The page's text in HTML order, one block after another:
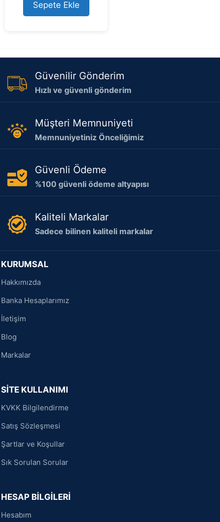
Sepete Ekle
Güvenilir Gönderim
Hızlı ve güvenli gönderim
Müşteri Memnuniyeti
Memnuniyetiniz Önceliğimiz
Güvenli Ödeme
%100 güvenli ödeme altyapısı
Kaliteli Markalar
Sadece bilinen kaliteli markalar
KURUMSAL
Hakkımızda
Banka Hesaplarımız
İletişim
Blog
Markalar
SİTE KULLANIMI
KVKK Bilgilendirme
Satış Sözleşmesi
Şartlar ve Koşullar
Sık Sorulan Sorular
HESAP BİLGİLERİ
Hesabım